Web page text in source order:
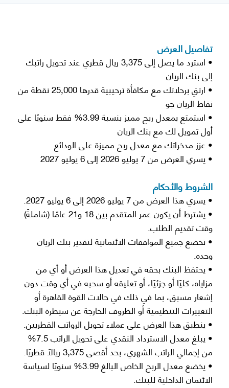
تفاصيل العرض
• استرد ما يصل إلى 3,375 ريال قطري عند تحويل راتبك
إلى بنك الريان
• ارتقِ برحلاتك مع مكافأة ترحيبية قدرها 25,000 نقطة من
نقاط الريان جو
• استمتع بمعدل ربح مميز بنسبة 3.99% فقط سنويًا على
أول تمويل لك مع بنك الريان
• عزز مدخراتك مع معدل ربح مميزة على الودائع
• يسري العرض من 7 يوليو 2026 إلى 6 يوليو 2027
الشروط والأحكام
• يسري هذا العرض من 7 يوليو 2026 إلى 6 يوليو 2027.
• يشترط أن يكون عمر المتقدم بين 18 و21 عامًا (شاملةً)
وقت تقديم الطلب.
• تخضع جميع الموافقات الائتمانية لتقدير بنك الريان
وحده.
• يحتفظ البنك بحقه في تعديل هذا العرض أو أي من
مزاياه، كليًا أو جزئيًا، أو تعليقه أو سحبه في أي وقت دون
إشعار مسبق، بما في ذلك في حالات القوة القاهرة أو
التغييرات التنظيمية أو الظروف الخارجة عن سيطرة البنك.
• ينطبق هذا العرض على عملاء تحويل الرواتب القطريين.
• يبلغ معدل الاسترداد النقدي على تحويل الراتب 7.5%
من إجمالي الراتب الشهري، بحد أقصى 3,375 ريالًا قطريًا.
• يخضع معدل الربح الخاص البالغ 3.99% سنويًا لسياسة
الائتمان الداخلية للبنك.